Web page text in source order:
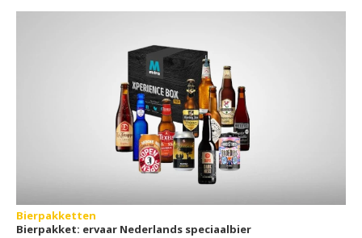
Bierpakketten
Bierpakket: ervaar Nederlands speciaalbier